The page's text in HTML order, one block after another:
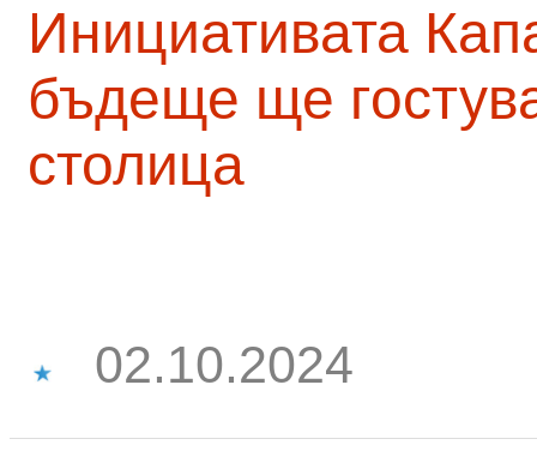
Инициативата
бъдеще ще
столица
02.10.2024